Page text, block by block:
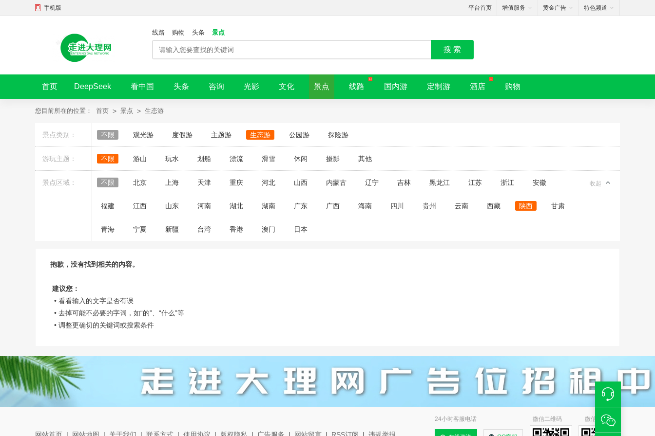
手机版 平台首页 增值服务 黄金广告 特色频道
线路 购物 头条 景点
搜 索
首页 DeepSeek 看中国 头条 咨询 光影 文化 景点 线路 国内游 定制游 酒店 购物
您目前所在的位置： 首页 > 景点 > 生态游
景点类别： 不限 观光游 度假游 主题游 生态游 公园游 探险游
游玩主题： 不限 游山 玩水 划船 漂流 滑雪 休闲 摄影 其他
景点区域： 不限 北京 上海 天津 重庆 河北 山西 内蒙古 辽宁 吉林 黑龙江 江苏 浙江 安徽
福建 江西 山东 河南 湖北 湖南 广东 广西 海南 四川 贵州 云南 西藏 陕西 甘肃
青海 宁夏 新疆 台湾 香港 澳门 日本
收起
抱歉，没有找到相关的内容。
建议您：
• 看看输入的文字是否有误
• 去掉可能不必要的字词，如“的”、“什么”等
• 调整更确切的关键词或搜索条件
微信二维码 微信小程序
24小时客服电话